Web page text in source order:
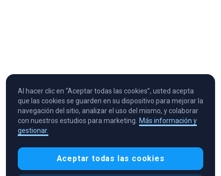
Cryptocurrency in Every Wallet™
Al hacer clic en “Aceptar todas las cookies”, usted acepta
que las cookies se guarden en su dispositivo para mejorar la
navegación del sitio, analizar el uso del mismo, y colaborar
con nuestros estudios para marketing. Más información y
gestionar.
Aceptar todas las cookies